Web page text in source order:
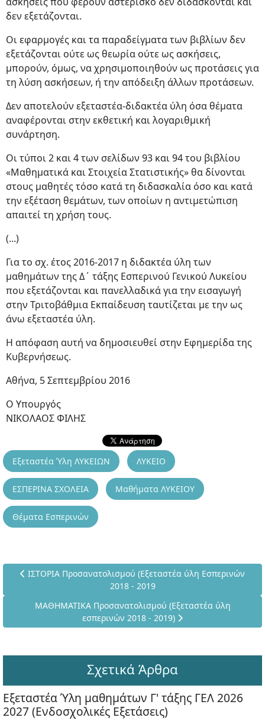
δεν εξετάζονται.
Οι εφαρμογές και τα παραδείγματα των βιβλίων δεν
εξετάζονται ούτε ως θεωρία ούτε ως ασκήσεις,
μπορούν, όμως, να χρησιμοποιηθούν ως προτάσεις για
τη λύση ασκήσεων, ή την απόδειξη άλλων προτάσεων.
Δεν αποτελούν εξεταστέα-διδακτέα ύλη όσα θέματα
αναφέρονται στην εκθετική και λογαριθμική
συνάρτηση.
Οι τύποι 2 και 4 των σελίδων 93 και 94 του βιβλίου
«Μαθηματικά και Στοιχεία Στατιστικής» θα δίνονται
στους μαθητές τόσο κατά τη διδασκαλία όσο και κατά
την εξέταση θεμάτων, των οποίων η αντιμετώπιση
απαιτεί τη χρήση τους.
(...)
Για το σχ. έτος 2016-2017 η διδακτέα ύλη των
μαθημάτων της Δ΄ τάξης Εσπερινού Γενικού Λυκείου
που εξετάζονται και πανελλαδικά για την εισαγωγή
στην Τριτοβάθμια Εκπαίδευση ταυτίζεται με την ως
άνω εξεταστέα ύλη.
Η απόφαση αυτή να δημοσιευθεί στην Εφημερίδα της
Κυβερνήσεως.
Αθήνα, 5 Σεπτεμβρίου 2016
Ο Υπουργός
ΝΙΚΟΛΑΟΣ ΦΙΛΗΣ
Εξεταστέα Ύλη ΛΥΚΕΙΩΝ ΛΥΚΕΙΟ
ΕΣΠΕΡΙΝΑ ΣΧΟΛΕΙΑ Μαθήματα ΛΥΚΕΙΟΥ
Θέματα Εσπερινών
Προηγούμενο άρθρο: ΙΣΤΟΡΙΑ Προσανατολισμού (Εξεταστέα
ΙΣΤΟΡΙΑ Προσανατολισμού (Εξεταστέα ύλη Εσπερινών
2018 - 2019
Επόμενο άρθρο: ΜΑΘΗΜΑΤΙΚΑ Προσανατολισμού
ΜΑΘΗΜΑΤΙΚΑ Προσανατολισμού (Εξεταστέα ύλη
εσπερινών 2018 - 2019)
Σχετικά Άρθρα
Εξεταστέα Ύλη μαθημάτων Γ' τάξης ΓΕΛ 2026
2027 (Ενδοσχολικές Εξετάσεις)